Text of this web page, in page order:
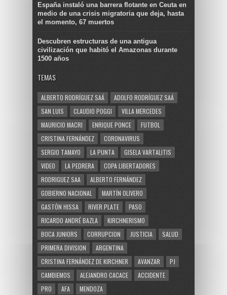
España instaló una barrera flotante en Ceuta en
medio de una crisis migratoria que deja, hasta
el momento, 67 muertos
Descubren estructuras de una antigua
civilización que habitó el Amazonas durante
1500 años
TEMAS
ALBERTO RODRÍGUEZ SAÁ
ADOLFO RODRÍGUEZ SAÁ
SAN LUIS
CLAUDIO POGGI
VILLA MERCEDES
MAURICIO MACRI
ENRIQUE PONCE
FUTBOL
CRISTINA FERNÁNDEZ
CORONAVIRUS
SERGIO TAMAYO
LA PUNTA
GISELA VARTALITIS
VIDEO
LA PEDRERA
COPA LIBERTADORES
RODRIGUEZ SAA
ALBERTO FERNÁNDEZ
GOBIERNO NACIONAL
MARTÍN OLIVERO
GASTÓN HISSA
RIVER PLATE
PASO
RICARDO ANDRÉ BAZLA
KIRCHNERISMO
BOCA JUNIORS
CORRUPCION JUSTICIA
SALUD
PRIMERA DIVISION
ARGENTINA
CRISTINA FERNÁNDEZ DE KIRCHNER
AVANZAR
PJ
CAMBIEMOS
ALEJANDRO CACACE
ACCIDENTE
PRO
AFA MENDOZA